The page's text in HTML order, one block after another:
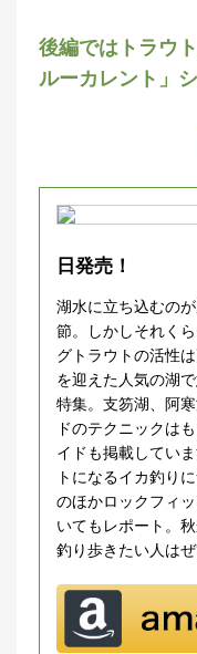
後編ではトラウ
ルーカレント」
日発売！
湖水に立ち込むの
節。しかしそれく
グトラウトの活性
を迎えた人気の湖
特集。支笏湖、阿
ドのテクニックは
イドも掲載してい
トになるイカ釣り
のほかロックフィ
いてもレポート。
釣り歩きたい人は